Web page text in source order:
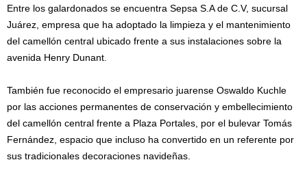
Entre los galardonados se encuentra Sepsa S.A de C.V, sucursal
Juárez, empresa que ha adoptado la limpieza y el mantenimiento
del camellón central ubicado frente a sus instalaciones sobre la
avenida Henry Dunant.
También fue reconocido el empresario juarense Oswaldo Kuchle
por las acciones permanentes de conservación y embellecimiento
del camellón central frente a Plaza Portales, por el bulevar Tomás
Fernández, espacio que incluso ha convertido en un referente por
sus tradicionales decoraciones navideñas.